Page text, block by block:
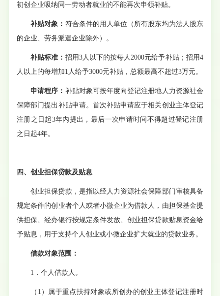
初创企业吸纳同一劳动者就业的不能再次申领补贴。
补贴对象： 符合条件的用人单位（所有股东均为法人股东
的企业、劳务派遣企业除外）。
补贴标准： 招用3人以下的按每人2000元给予补贴；招用4
人以上的每增加1人给予3000元补贴，总额最高不超过3万元。
申请程序： 补贴对象可按年度向登记注册地人力资源社会
保障部门提出补贴申请。首次补贴申请应于相关创业主体登记
注册之日起3年内提出，最后一次申请时间不得超过登记注册
之日起4年。
四、创业担保贷款及贴息
创 业担保贷款，是指以经人力资源社会保障部门审核具备
规定条件的创业者个人或者小微企业为借款人，由担保基金提
供担保、经办银行按规定条件发放、创业担保贷款贴息资金给
予贴息，用于支持个人创业或小微企业扩大就业的贷款业务。
借款对象范围：
1．个人借款人。
（ 1 ）
属于重点扶持对象或所创办的创业主体登记注册时